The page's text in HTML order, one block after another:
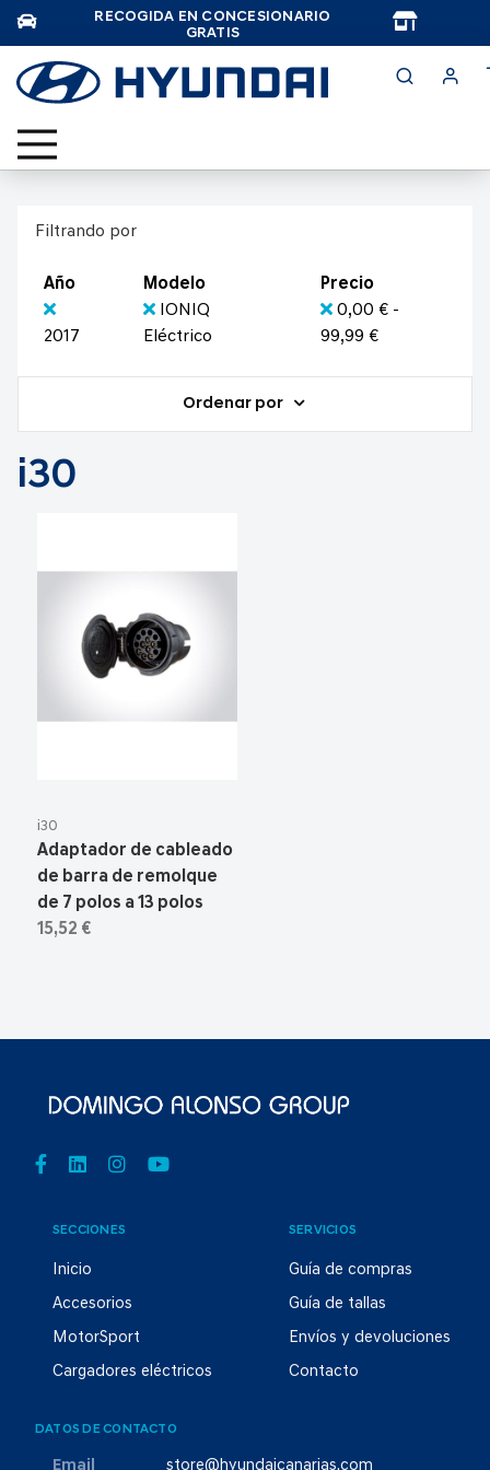
RECOGIDA EN CONCESIONARIO
GRATIS
Filtrando por
Año
2017
Modelo
IONIQ
Eléctrico
Precio
0,00 € -
99,99 €
Ordenar por
i30
i30
Adaptador de cableado
de barra de remolque
de 7 polos a 13 polos
15,52 €
SECCIONES
Inicio
Accesorios
MotorSport
Cargadores eléctricos
SERVICIOS
Guía de compras
Guía de tallas
Envíos y devoluciones
Contacto
DATOS DE CONTACTO
Email store@hyundaicanarias.com